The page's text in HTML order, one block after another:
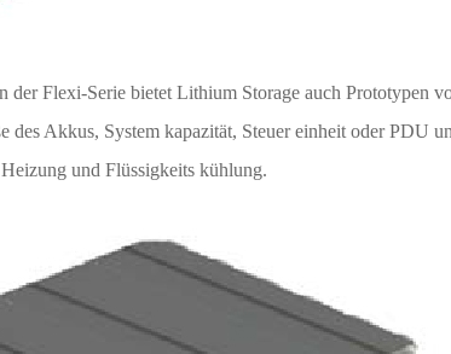
der Flexi-Serie bietet Lithium Storage auch Prototypen
Akkus, System kapazität, Steuer einheit oder PDU
und Flüssigkeits kühlung.